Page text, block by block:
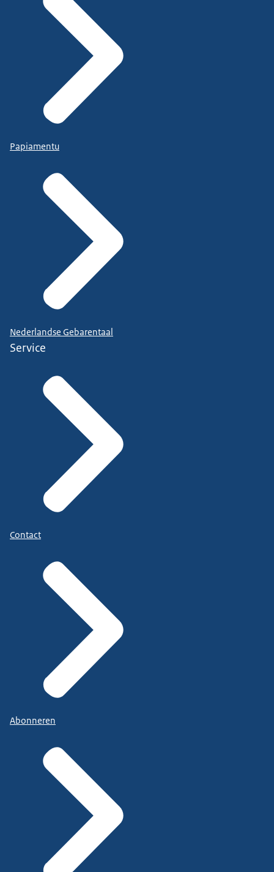
Papiamentu
Nederlandse Gebarentaal
Service
Contact
Abonneren